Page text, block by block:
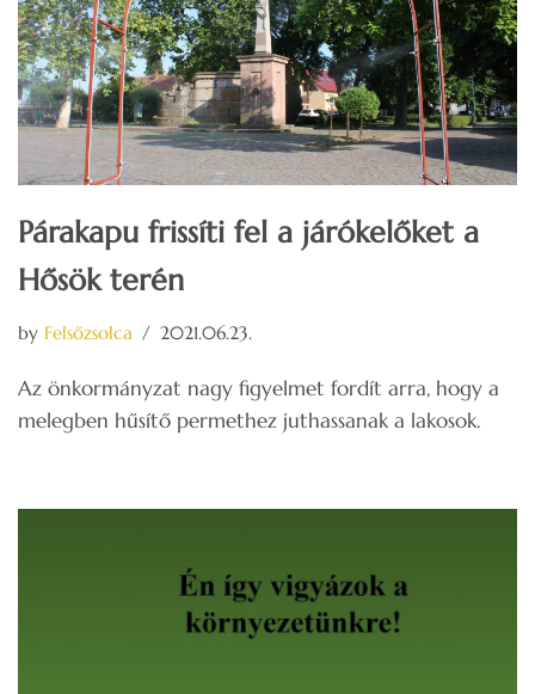
Párakapu frissíti fel a járókelőket a
Hősök terén
by Felsőzsolca 2021.06.23.
Az önkormányzat nagy figyelmet fordít arra, hogy a
melegben hűsítő permethez juthassanak a lakosok.